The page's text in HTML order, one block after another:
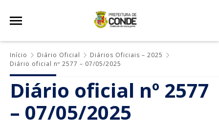
Início Diário Oficial
Diários Oficiais – 2025
Diário oficial nº 2577 – 07/05/2025
Diário oficial nº 2577
– 07/05/2025